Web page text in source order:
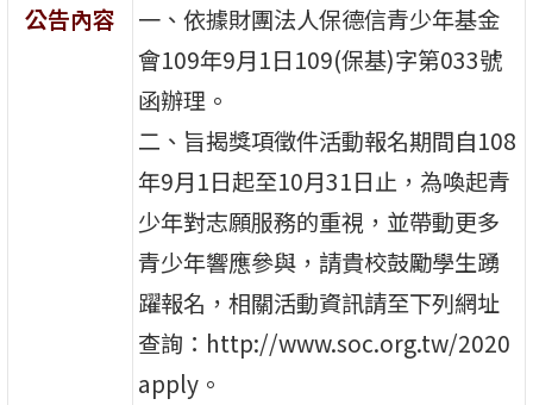
公告內容
一、依據財團法人保德信青少年基金
會109年9月1日109(保基)字第033號
函辦理。
二、旨揭獎項徵件活動報名期間自108
年9月1日起至10月31日止，為喚起青
少年對志願服務的重視，並帶動更多
青少年響應參與，請貴校鼓勵學生踴
躍報名，相關活動資訊請至下列網址
查詢：http://www.soc.org.tw/2020
apply。